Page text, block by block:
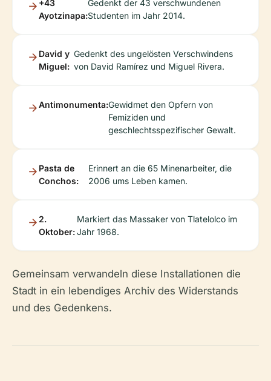
+43
Ayotzinapa:
Gedenkt der 43 verschwundenen
Studenten im Jahr 2014.
David y
Miguel:
Gedenkt des ungelösten Verschwindens
von David Ramírez und Miguel Rivera.
Antimonumenta:Gewidmet den Opfern von
Femiziden und
geschlechtsspezifischer Gewalt.
Pasta de
Conchos:
Erinnert an die 65 Minenarbeiter, die
2006 ums Leben kamen.
2.
Oktober:
Markiert das Massaker von Tlatelolco im
Jahr 1968.
Gemeinsam verwandeln diese Installationen die
Stadt in ein lebendiges Archiv des Widerstands
und des Gedenkens.